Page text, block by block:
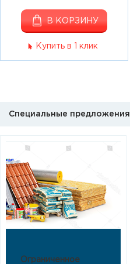
В КОРЗИНУ
Купить в 1 клик
Специальные предложения
Ограниченное